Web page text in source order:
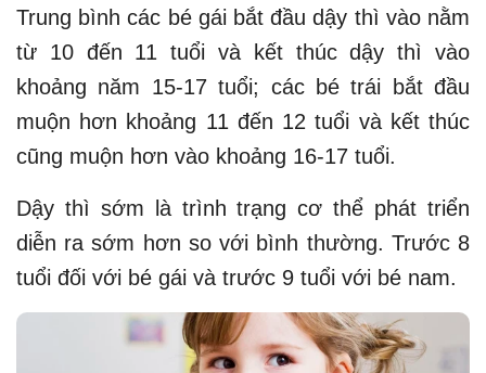
Trung bình các bé gái bắt đầu dậy thì vào nằm
từ 10 đến 11 tuổi và kết thúc dậy thì vào
khoảng năm 15-17 tuổi; các bé trái bắt đầu
muộn hơn khoảng 11 đến 12 tuổi và kết thúc
cũng muộn hơn vào khoảng 16-17 tuổi.
Dậy thì sớm là trình trạng cơ thể phát triển
diễn ra sớm hơn so với bình thường. Trước 8
tuổi đối với bé gái và trước 9 tuổi với bé nam.